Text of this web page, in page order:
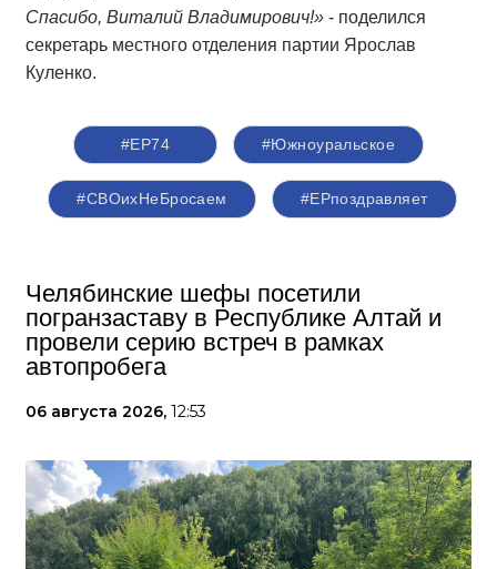
Спасибо, Виталий Владимирович!» - поделился
секретарь местного отделения партии Ярослав
Куленко.
#ЕР74 #Южноуральское
#СВОихНеБросаем #ЕРпоздравляет
Челябинские шефы посетили
погранзаставу в Республике Алтай и
провели серию встреч в рамках
автопробега
06 августа 2026, 12:53